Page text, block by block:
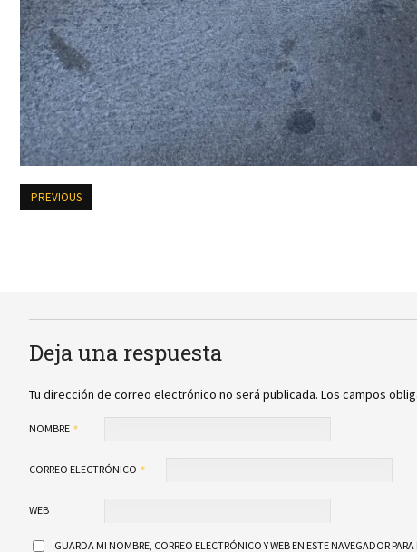
PREVIOUS
Deja una respuesta
Tu dirección de correo electrónico no será publicada. Los campos
NOMBRE
CORREO ELECTRÓNICO
WEB
GUARDA MI NOMBRE, CORREO ELECTRÓNICO Y WEB EN ESTE NAVEGADOR